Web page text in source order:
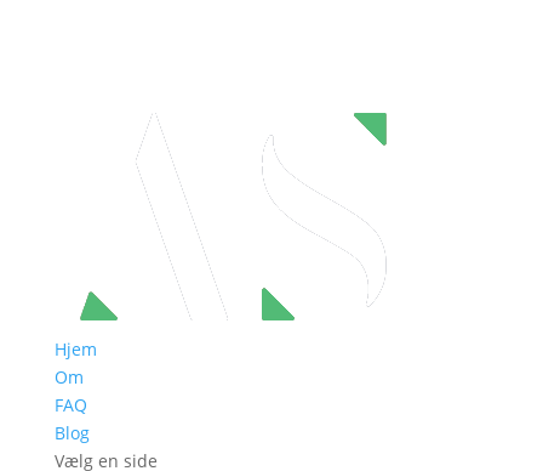
Hjem
Om
FAQ
Blog
Vælg en side